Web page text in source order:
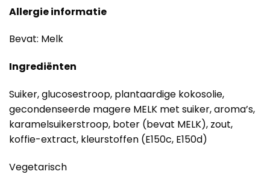
Allergie informatie
Bevat: Melk
Ingrediënten
Suiker, glucosestroop, plantaardige kokosolie,
gecondenseerde magere MELK met suiker, aroma’s,
karamelsuikerstroop, boter (bevat MELK), zout,
koffie-extract, kleurstoffen (E150c, E150d)
Vegetarisch